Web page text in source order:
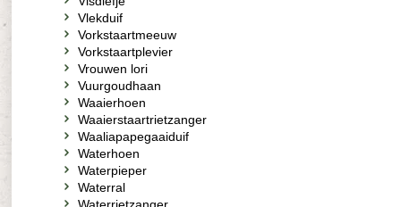
Vlekduif
Vorkstaartmeeuw
Vorkstaartplevier
Vrouwen lori
Vuurgoudhaan
Waaierhoen
Waaierstaartrietzanger
Waaliapapegaaiduif
Waterhoen
Waterpieper
Waterral